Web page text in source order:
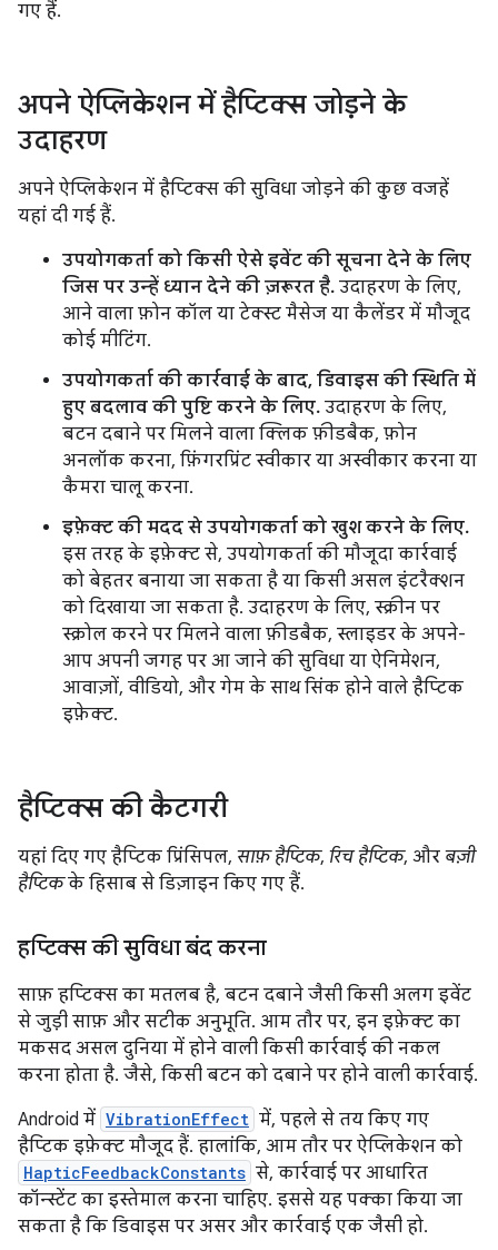
गए हैं.
अपने ऐप्लिकेशन में हैप्टिक्स जोड़ने के
उदाहरण
अपने ऐप्लिकेशन में हैप्टिक्स की सुविधा जोड़ने की कुछ वजहें
यहां दी गई हैं.
उपयोगकर्ता को किसी ऐसे इवेंट की सूचना देने के लिए
जिस पर उन्हें ध्यान देने की ज़रूरत है. उदाहरण के लिए,
आने वाला फ़ोन कॉल या टेक्स्ट मैसेज या कैलेंडर में मौजूद
कोई मीटिंग.
उपयोगकर्ता की कार्रवाई के बाद, डिवाइस की स्थिति में
हुए बदलाव की पुष्टि करने के लिए. उदाहरण के लिए,
बटन दबाने पर मिलने वाला क्लिक फ़ीडबैक, फ़ोन
अनलॉक करना, फ़िंगरप्रिंट स्वीकार या अस्वीकार करना या
कैमरा चालू करना.
इफ़ेक्ट की मदद से उपयोगकर्ता को खुश करने के लिए.
इस तरह के इफ़ेक्ट से, उपयोगकर्ता की मौजूदा कार्रवाई
को बेहतर बनाया जा सकता है या किसी असल इंटरैक्शन
को दिखाया जा सकता है. उदाहरण के लिए, स्क्रीन पर
स्क्रोल करने पर मिलने वाला फ़ीडबैक, स्लाइडर के अपने-
आप अपनी जगह पर आ जाने की सुविधा या ऐनिमेशन,
आवाज़ों, वीडियो, और गेम के साथ सिंक होने वाले हैप्टिक
इफ़ेक्ट.
हैप्टिक्स की कैटगरी
यहां दिए गए हैप्टिक प्रिंसिपल, साफ़ हैप्टिक, रिच हैप्टिक, और बज़ी
हैप्टिकके हिसाब से डिज़ाइन किए गए हैं.
हप्टिक्स की सुविधा बंद करना
साफ़ हप्टिक्स का मतलब है, बटन दबाने जैसी किसी अलग इवेंट
से जुड़ी साफ़ और सटीक अनुभूति. आम तौर पर, इन इफ़ेक्ट का
मकसद असल दुनिया में होने वाली किसी कार्रवाई की नकल
करना होता है. जैसे, किसी बटन को दबाने पर होने वाली कार्रवाई.
Android में VibrationEffect में, पहले से तय किए गए
हैप्टिक इफ़ेक्ट मौजूद हैं. हालांकि, आम तौर पर ऐप्लिकेशन को
HapticFeedbackConstants से, कार्रवाई पर आधारित
कॉन्स्टेंट का इस्तेमाल करना चाहिए. इससे यह पक्का किया जा
सकता है कि डिवाइस पर असर और कार्रवाई एक जैसी हो.